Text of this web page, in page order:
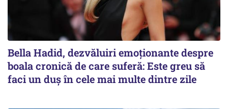
Bella Hadid, dezvăluiri emoționante despre
boala cronică de care suferă: Este greu să
faci un duș în cele mai multe dintre zile